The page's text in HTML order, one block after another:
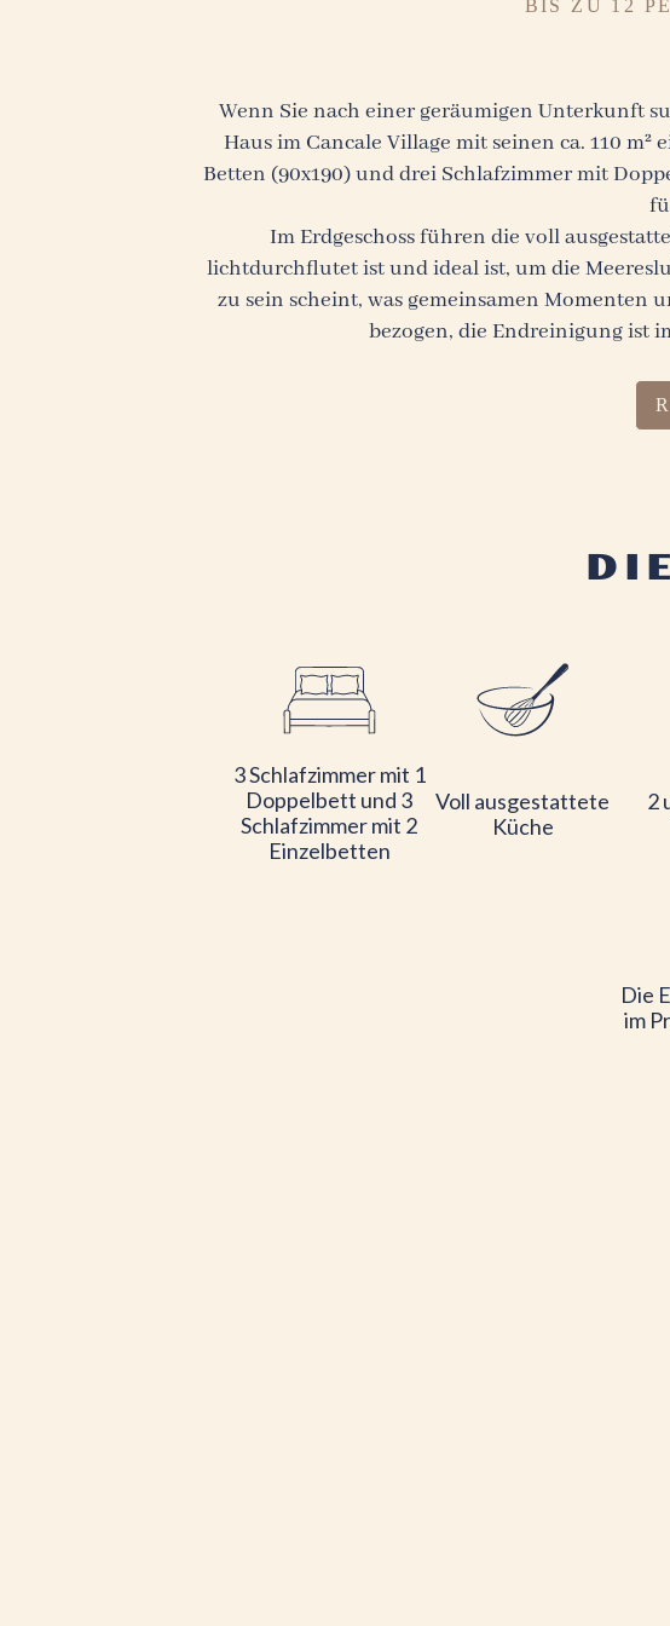
BIS ZU 12
Wenn Sie nach einer geräumigen Unterkunft
Haus im Cancale Village mit seinen ca. 110
Betten (90x190) und drei Schlafzimmer mit
Im Erdgeschoss führen die voll
lichtdurchflutet ist und ideal ist, um die
zu sein scheint, was gemeinsamen
bezogen, die Endreinigung ist
3 Schlafzimmer mit 1
Doppelbett und 3
Schlafzimmer mit 2
Einzelbetten
Voll ausgestattete
Küche
2
Die
im